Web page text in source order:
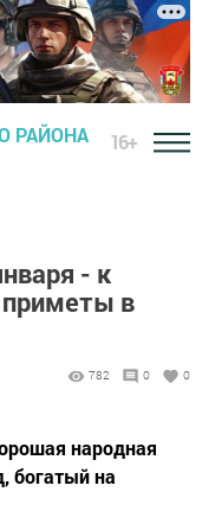
РАЙОНА 16+
- к
приметы в
782 0 0
народная
богатый на